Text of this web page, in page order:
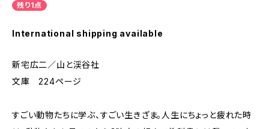
残り1点
International shipping available
新宅広二／山と渓谷社
文庫 224ページ
すごい動物たちに学ぶ、すごい生きざま。人生にちょっと疲れた時